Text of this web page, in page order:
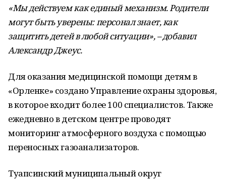
«Мы действуем как единый механизм. Родители
могут быть уверены: персонал знает, как
защитить детей в любой ситуации», – добавил
Александр Джеус.
Для оказания медицинской помощи детям в
«Орленке» создано Управление охраны здоровья,
в которое входит более 100 специалистов. Также
ежедневно в детском центре проводят
мониторинг атмосферного воздуха с помощью
переносных газоанализаторов.
Туапсинский муниципальный округ